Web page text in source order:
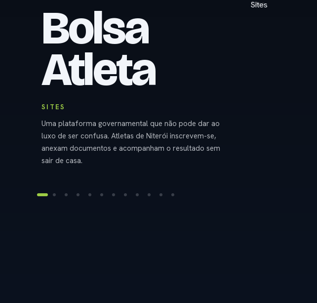
Bolsa
Atleta
SITES
Uma plataforma governamental que não pode dar ao
luxo de ser confusa. Atletas de Niterói inscrevem-se,
anexam documentos e acompanham o resultado sem
sair de casa.